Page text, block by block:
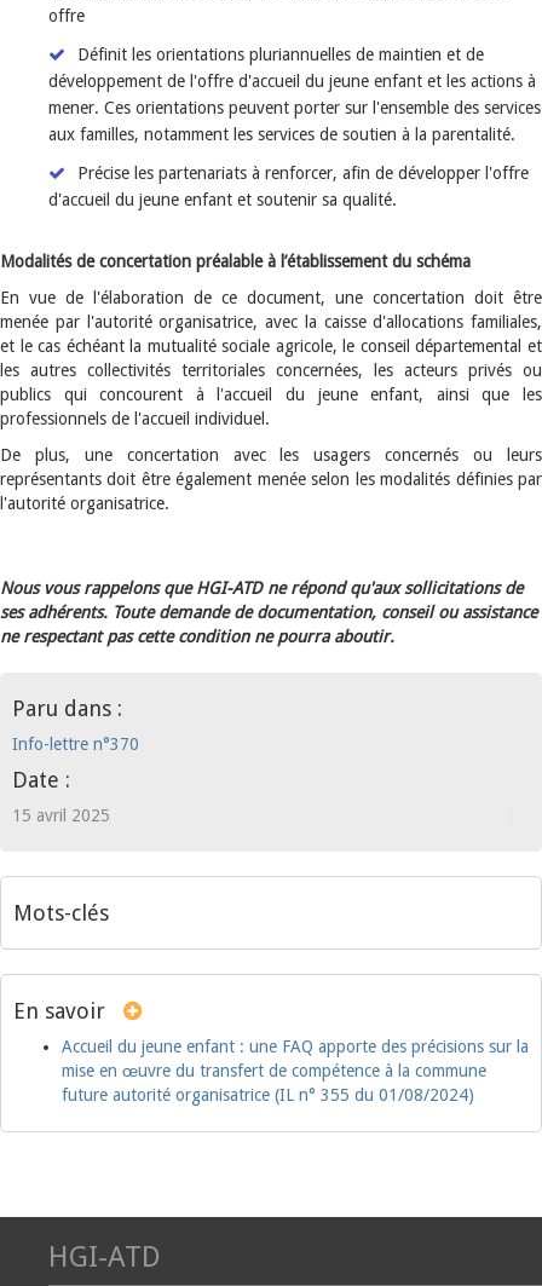
offre
Définit les orientations pluriannuelles de maintien et de
développement de l'offre d'accueil du jeune enfant et les actions à
mener. Ces orientations peuvent porter sur l'ensemble des services
aux familles, notamment les services de soutien à la parentalité.
Précise les partenariats à renforcer, afin de développer l'offre
d'accueil du jeune enfant et soutenir sa qualité.
Modalités de concertation préalable à l’établissement du schéma
En vue de l'élaboration de ce document, une concertation doit être
menée par l'autorité organisatrice, avec la caisse d'allocations familiales,
et le cas échéant la mutualité sociale agricole, le conseil départemental et
les autres collectivités territoriales concernées, les acteurs privés ou
publics qui concourent à l'accueil du jeune enfant, ainsi que les
professionnels de l'accueil individuel.
De plus, une concertation avec les usagers concernés ou leurs
représentants doit être également menée selon les modalités définies par
l'autorité organisatrice.
Nous vous rappelons que HGI-ATD ne répond qu'aux sollicitations de
ses adhérents. Toute demande de documentation, conseil ou assistance
ne respectant pas cette condition ne pourra aboutir.
Paru dans :
Info-lettre n°370
Date :
15 avril 2025
Mots-clés
En savoir
Accueil du jeune enfant : une FAQ apporte des précisions sur la
mise en œuvre du transfert de compétence à la commune
future autorité organisatrice (IL n° 355 du 01/08/2024)
HGI-ATD